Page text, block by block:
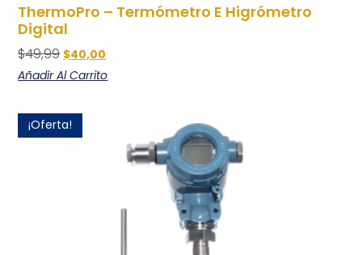
ThermoPro – Termómetro E Higrómetro
Digital
$49,99 $40,00
Añadir Al Carrito
¡Oferta!